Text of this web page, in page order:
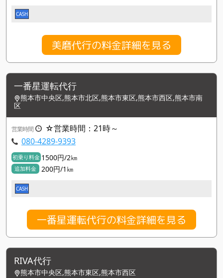
CASH
美磨代行の料金詳細を見る
一番星運転代行
熊本市中央区,熊本市北区,熊本市東区,熊本市西区,熊本市南
区
営業時間
☆営業時間：21時～
080-4289-9393
初乗り料金 1500円/2㎞
追加料金 200円/1㎞
CASH
一番星運転代行の料金詳細を見る
RIVA代行
熊本市中央区,熊本市東区,熊本市西区